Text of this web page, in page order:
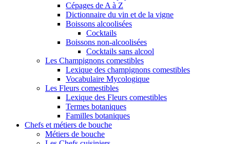
Cépages de A à Z
Dictionnaire du vin et de la vigne
Boissons alcoolisées
Cocktails
Boissons non-alcoolisées
Cocktails sans alcool
Les Champignons comestibles
Lexique des champignons comestibles
Vocabulaire Mycologique
Les Fleurs comestibles
Lexique des Fleurs comestibles
Termes botaniques
Familles botaniques
Chefs et métiers de bouche
Métiers de bouche